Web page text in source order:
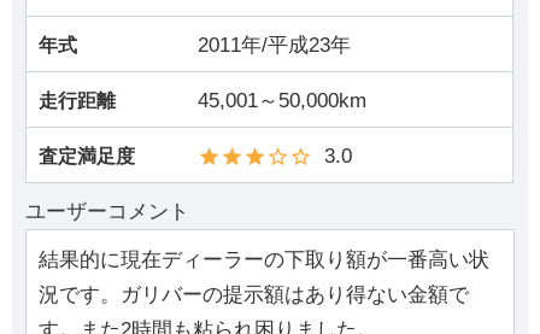
年式 2011年/平成23年
走行距離 45,001～50,000km
査定満足度 3.0
ユーザーコメント
結果的に現在ディーラーの下取り額が一番高い状
況です。ガリバーの提示額はあり得ない金額で